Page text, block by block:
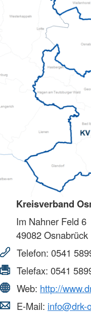
Kreisverband
Im Nahner Feld 6
49082Osnabrück
Telefon: 0541
Telefax: 0541
Web: http://
E-Mail: info@drk-